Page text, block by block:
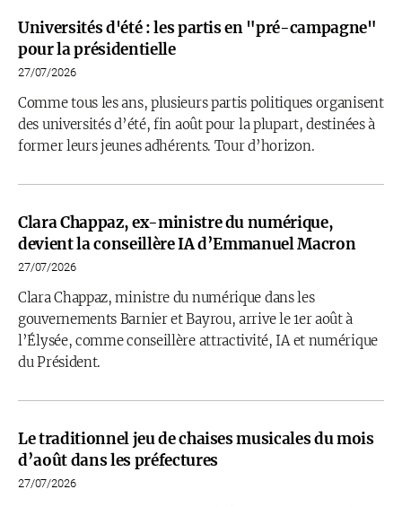
Universités d'été : les partis en "pré-campagne"
pour la présidentielle
27/07/2026
Comme tous les ans, plusieurs partis politiques organisent
des universités d’été, fin août pour la plupart, destinées à
former leurs jeunes adhérents. Tour d’horizon.
Clara Chappaz, ex-ministre du numérique,
devient la conseillère IA d’Emmanuel Macron
27/07/2026
Clara Chappaz, ministre du numérique dans les
gouvernements Barnier et Bayrou, arrive le 1er août à
l’Élysée, comme conseillère attractivité, IA et numérique
du Président.
Le traditionnel jeu de chaises musicales du mois
d’août dans les préfectures
27/07/2026